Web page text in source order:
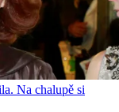
Na chalupě si